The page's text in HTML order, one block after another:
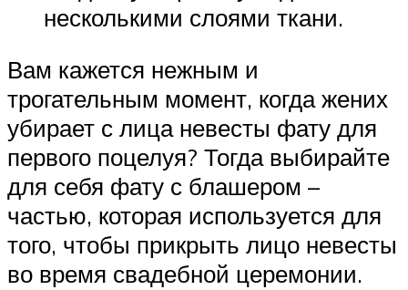
несколькими слоями ткани.
Вам кажется нежным и
трогательным момент, когда жених
убирает с лица невесты фату для
первого поцелуя? Тогда выбирайте
для себя фату с блашером –
частью, которая используется для
того, чтобы прикрыть лицо невесты
во время свадебной церемонии.